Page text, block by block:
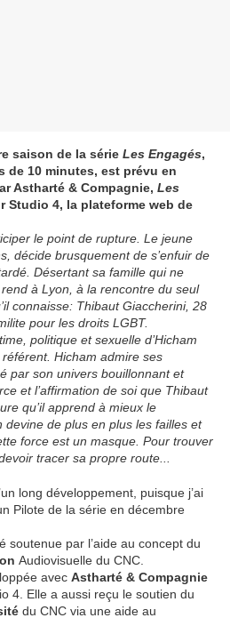
saison de la série Les Engagés,
de 10 minutes, est prévu en
Astharté & Compagnie, Les
Studio 4, la plateforme web de
le point de rupture. Le jeune
décide brusquement de s’enfuir de
Désertant sa famille qui ne
à Lyon, à la rencontre du seul
connaisse: Thibaut Giaccherini, 28
pour les droits LGBT.
politique et sexuelle d’Hicham
Hicham admire ses
par son univers bouillonnant et
et l’affirmation de soi que Thibaut
qu’il apprend à mieux le
devine de plus en plus les failles et
force est un masque. Pour trouver
tracer sa propre route...
long développement, puisque j’ai
Pilote de la série en décembre
soutenue par l’aide au concept du
Audiovisuelle du CNC.
avec Astharté & Compagnie
4. Elle a aussi reçu le soutien du
du CNC via une aide au